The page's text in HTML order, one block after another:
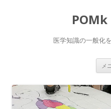
医学知識の一般化
メ